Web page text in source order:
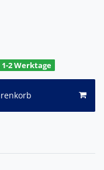
2 Werktage